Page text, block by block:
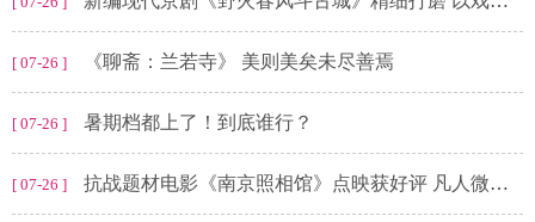
[ 07-26 ] 《聊斋：兰若寺》 美则美矣未尽善焉
[ 07-26 ] 暑期档都上了！到底谁行？
[ 07-26 ] 抗战题材电影《南京照相馆》点映获好评 凡人微光照亮不屈民族气节